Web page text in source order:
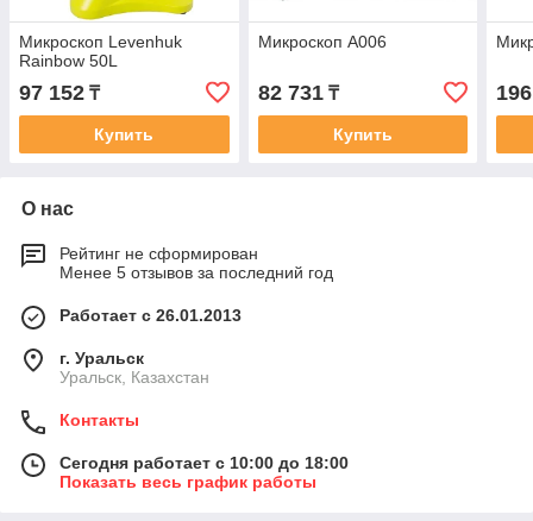
Микроскоп Levenhuk
Rainbow 50L
97 152 ₸
Купить
Микроскоп A006
82 731₸
Купить
О нас
Рейтинг не сформирован
Менее 5 отзывов за последний год
Работает с 26.01.2013
г. Уральск
Уральск, Казахстан
Контакты
Сегодня работает с 10:00 до 18:00
Показать весь график работы